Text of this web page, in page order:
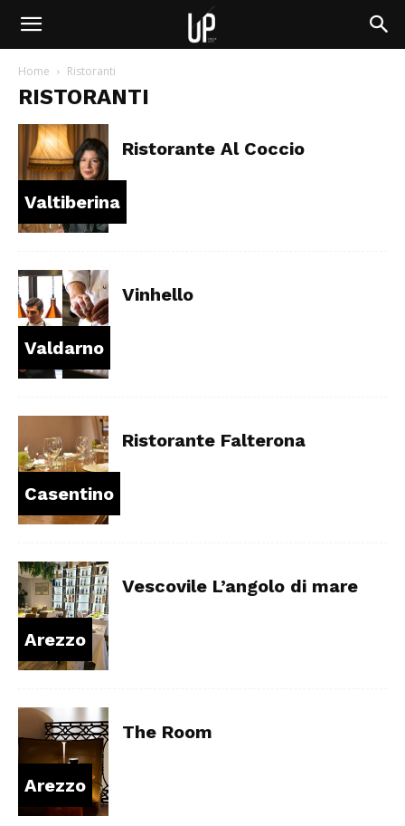
Home Ristoranti
RISTORANTI
Valtiberina
Ristorante Al Coccio
Valdarno
Vinhello
Casentino
Ristorante Falterona
Arezzo
Vescovile L’angolo di mare
Arezzo
The Room